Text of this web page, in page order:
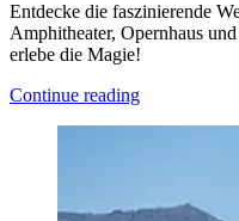
Entdecke die faszinierende
Amphitheater, Opernhaus
erlebe die Magie!
Continue reading